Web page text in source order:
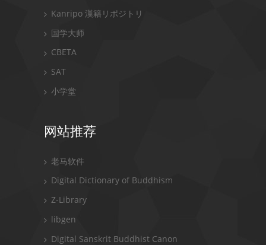
Kanripo 漢籍リポジトリ
国学大师
CBETA
SAT
小学堂
网站推荐
老马软件
Digital Dictionary of Buddhism
Z-Library
libgen
Digital Sanskrit Buddhist Canon